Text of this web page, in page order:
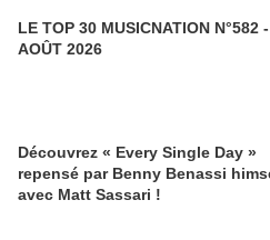
LE TOP 30 MUSICNATION N°582
AOÛT 2026
Découvrez « Every Single Day »
repensé par Benny Benassi
avec Matt Sassari !